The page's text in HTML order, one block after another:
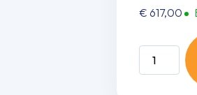
€ 617,00
LG